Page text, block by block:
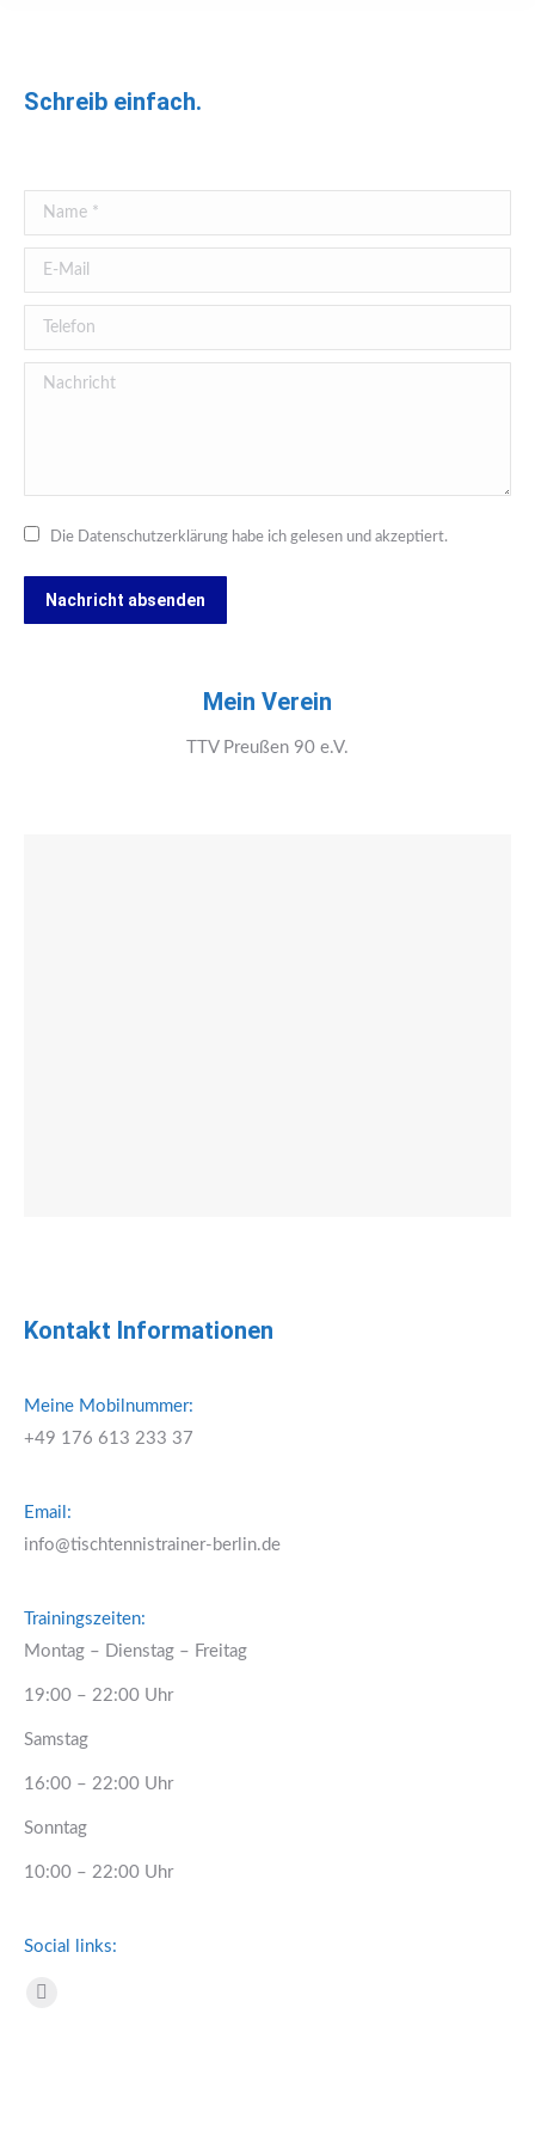
Schreib einfach.
Name *
E-Mail
Telefon
Nachricht
Die Datenschutzerklärung habe ich gelesen und akzeptiert.
Nachricht absenden
Mein Verein
TTV Preußen 90 e.V.
Kontakt Informationen
Meine Mobilnummer:
+49 176 613 233 37
Email:
info@tischtennistrainer-berlin.de
Trainingszeiten:
Montag – Dienstag – Freitag
19:00 – 22:00 Uhr
Samstag
16:00 – 22:00 Uhr
Sonntag
10:00 – 22:00 Uhr
Social links: